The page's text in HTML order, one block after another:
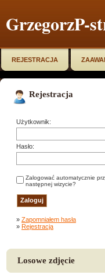
GrzegorzP-
REJESTRACJA
Rejestracja
Użytkownik:
Hasło:
Zalogować automatycznie
następnej wizycie?
» Zapomniałem hasła
» Rejestracja
Losowe zdjęcie